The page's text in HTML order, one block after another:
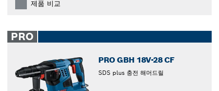
제품 비교
PRO
PRO GBH 18V-28 CF
SDS plus 충전 해머드릴